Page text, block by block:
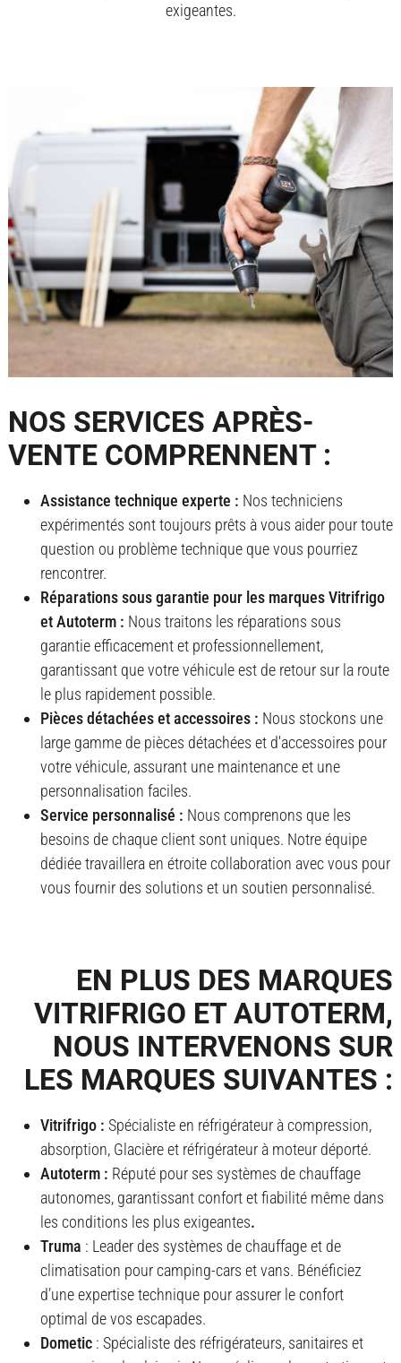
exigeantes.
NOS SERVICES APRÈS-
VENTE COMPRENNENT :
Assistance technique experte : Nos techniciens
expérimentés sont toujours prêts à vous aider pour toute
question ou problème technique que vous pourriez
rencontrer.
Réparations sous garantie pour les marques Vitrifrigo
et Autoterm : Nous traitons les réparations sous
garantie efficacement et professionnellement,
garantissant que votre véhicule est de retour sur la route
le plus rapidement possible.
Pièces détachées et accessoires : Nous stockons une
large gamme de pièces détachées et d'accessoires pour
votre véhicule, assurant une maintenance et une
personnalisation faciles.
Service personnalisé : Nous comprenons que les
besoins de chaque client sont uniques. Notre équipe
dédiée travaillera en étroite collaboration avec vous pour
vous fournir des solutions et un soutien personnalisé.
EN PLUS DES MARQUES
VITRIFRIGO ET AUTOTERM,
NOUS INTERVENONS SUR
LES MARQUES SUIVANTES :
Vitrifrigo : Spécialiste en réfrigérateur à compression,
absorption, Glacière et réfrigérateur à moteur déporté.
Autoterm : Réputé pour ses systèmes de chauffage
autonomes, garantissant confort et fiabilité même dans
les conditions les plus exigeantes.
Truma : Leader des systèmes de chauffage et de
climatisation pour camping-cars et vans. Bénéficiez
d’une expertise technique pour assurer le confort
optimal de vos escapades.
Dometic: Spécialiste des réfrigérateurs, sanitaires et